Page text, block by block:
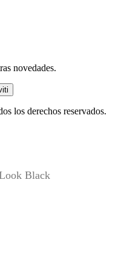
novedades.
los derechos reservados.
Black